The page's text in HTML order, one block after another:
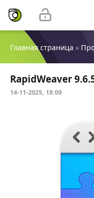
Главная страница »
RapidWeaver
14-11-2025, 18:09